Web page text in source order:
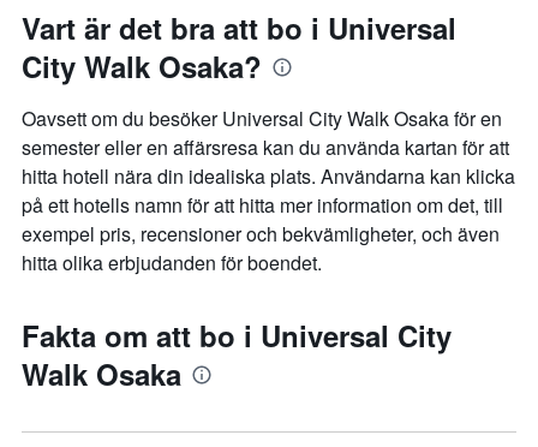
Vart är det bra att bo i Universal
City Walk Osaka?
Oavsett om du besöker Universal City Walk Osaka för en
semester eller en affärsresa kan du använda kartan för att
hitta hotell nära din idealiska plats. Användarna kan klicka
på ett hotells namn för att hitta mer information om det, till
exempel pris, recensioner och bekvämligheter, och även
hitta olika erbjudanden för boendet.
Fakta om att bo i Universal City
Walk Osaka